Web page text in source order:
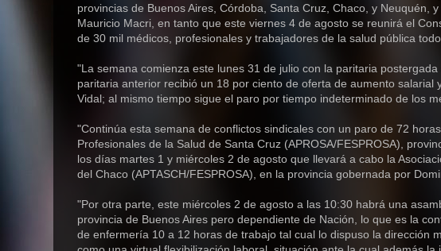
provincias de Buenos Aires, Córdoba, Santa Cruz, Chaco, y Neuquén,
Mauricio Macri, en tanto que este viernes 4 de agosto se reunirá el
de 30 mil médicos, profesionales y trabajadores de la salud pública
"La semana comienza este lunes 31 de julio con la paritaria
paritaria anterior recibió un 18 por ciento de oferta de aumento
Vidal; al mismo tiempo sigue el paro por tiempo indeterminado de los
"Continúa esta semana de conflictos sindicales con un paro de 72
Profesionales de la Salud de Santa Cruz (APROSA/FESPROSA),
los días martes 1 y miércoles 2 de agosto que llevará a cabo la
del Chaco (APTASCH/FESPROSA), en la provincia gobernada por
"Por otra parte, este miércoles 2 de agosto a las 10:30 habrá una
provincia de Buenos Aires pero dependiente de Nación, lo que es la
de enfermería 10 a 12 horas de trabajo tal cual lo dispuso la dirección